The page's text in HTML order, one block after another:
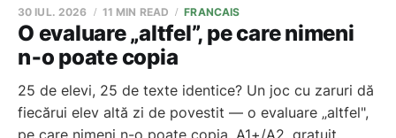
O evaluare „altfel”, pe care nimeni
n‑o poate copia
30 IUL. 2026 11 MIN READ FRANCAIS
25 de elevi, 25 de texte identice? Un joc cu zaruri dă
fiecărui elev altă zi de povestit — o evaluare „altfel",
pe care nimeni n-o poate copia. A1+/A2, gratuit.